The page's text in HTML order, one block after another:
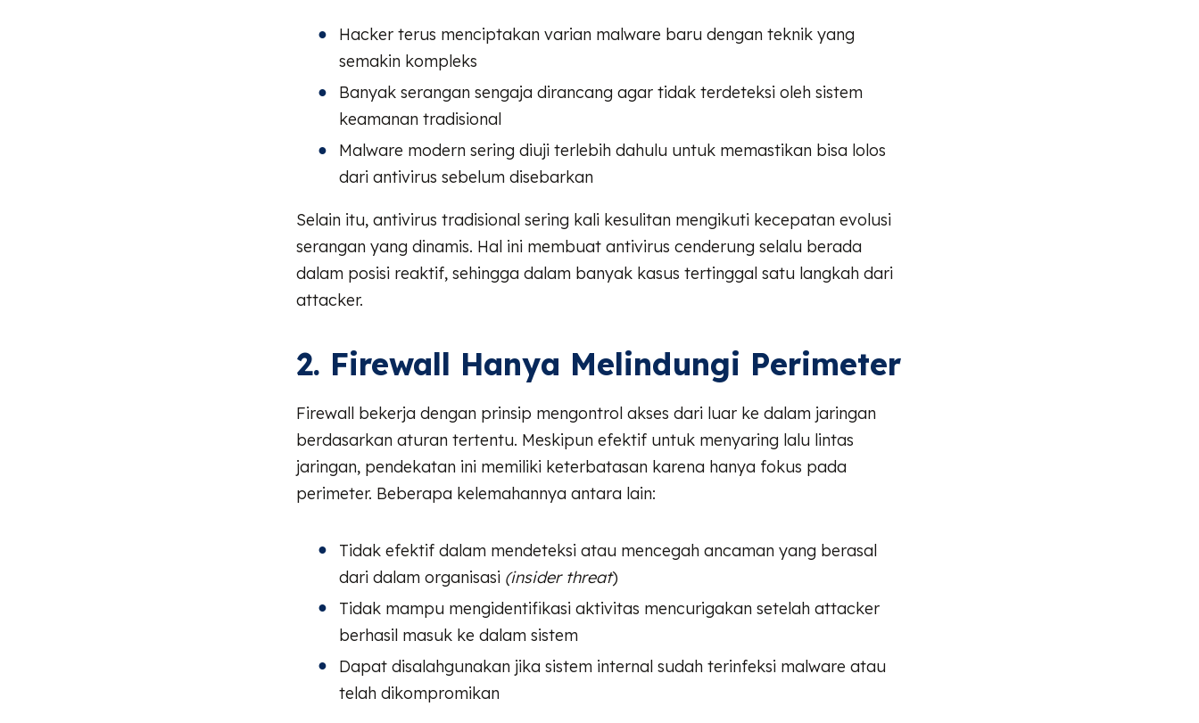
Hacker terus menciptakan varian malware baru dengan teknik yang
semakin kompleks
Banyak serangan sengaja dirancang agar tidak terdeteksi oleh sistem
keamanan tradisional
Malware modern sering diuji terlebih dahulu untuk memastikan bisa lolos
dari antivirus sebelum disebarkan
Selain itu, antivirus tradisional sering kali kesulitan mengikuti kecepatan evolusi
serangan yang dinamis. Hal ini membuat antivirus cenderung selalu berada
dalam posisi reaktif, sehingga dalam banyak kasus tertinggal satu langkah dari
attacker.
2. Firewall Hanya Melindungi Perimeter
Firewall bekerja dengan prinsip mengontrol akses dari luar ke dalam jaringan
berdasarkan aturan tertentu. Meskipun efektif untuk menyaring lalu lintas
jaringan, pendekatan ini memiliki keterbatasan karena hanya fokus pada
perimeter. Beberapa kelemahannya antara lain:
Tidak efektif dalam mendeteksi atau mencegah ancaman yang berasal
dari dalam organisasi (insider threat)
Tidak mampu mengidentifikasi aktivitas mencurigakan setelah attacker
berhasil masuk ke dalam sistem
Dapat disalahgunakan jika sistem internal sudah terinfeksi malware atau
telah dikompromikan